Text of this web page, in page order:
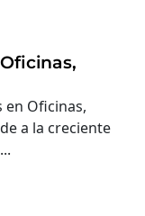
en Oficinas,
a la creciente